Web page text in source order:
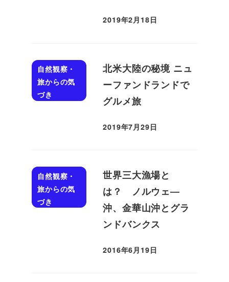
投稿日
2019年2月18日
自然観察・
旅からの気
づき
北米大陸の秘境 ニュ
ーファンドランドで
グルメ旅
投稿日
2019年7月29日
自然観察・
旅からの気
づき
世界三大漁場と
は？ ノルウェ―
沖、金華山沖とグラ
ンドバンクス
投稿日
2016年6月19日